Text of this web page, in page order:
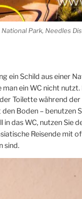
Park, Needles
ein Schild aus einer
ein WC nicht
Toilette während
Boden – benutzen
das WC, nutzen Sie
Reisende mit
sind.